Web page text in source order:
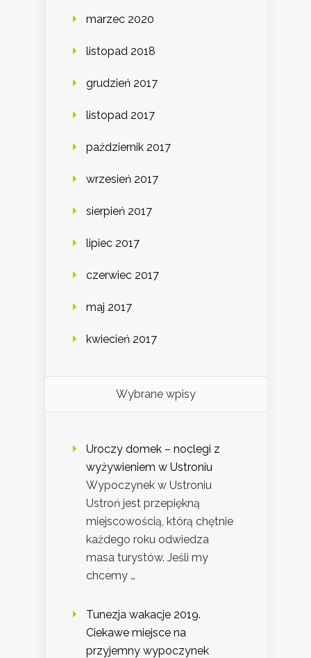
marzec 2020
listopad 2018
grudzień 2017
listopad 2017
październik 2017
wrzesień 2017
sierpień 2017
lipiec 2017
czerwiec 2017
maj 2017
kwiecień 2017
Wybrane wpisy
Uroczy domek – noclegi z
wyżywieniem w Ustroniu
Wypoczynek w Ustroniu
Ustroń jest przepiękną
miejscowością, którą chętnie
każdego roku odwiedza
masa turystów. Jeśli my
chcemy …
Tunezja wakacje 2019.
Ciekawe miejsce na
przyjemny wypoczynek